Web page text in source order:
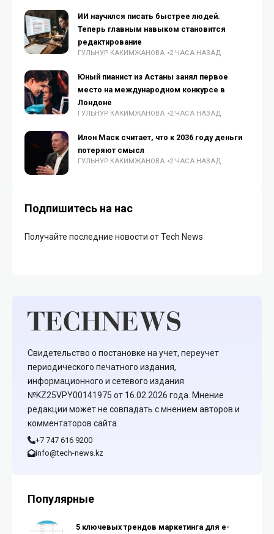
ИИ научился писать быстрее людей.
Теперь главным навыком становится
редактирование
ГУЛЬНУР КАКИМЖАНОВА 2 ЧАСА НАЗАД
Юный пианист из Астаны занял первое
место на международном конкурсе в
Лондоне
ГУЛЬНУР КАКИМЖАНОВА 2 ЧАСА НАЗАД
Илон Маск считает, что к 2036 году деньги
потеряют смысл
ГУЛЬНУР КАКИМЖАНОВА 2 ЧАСА НАЗАД
Подпишитесь на нас
Получайте последние новости от Tech News
Свидетельство о постановке на учет, переучет
периодического печатного издания,
информационного и сетевого издания
№KZ25VPY00141975 от 16.02.2026 года. Мнение
редакции может не совпадать с мнением авторов и
комментаторов сайта.
+7 747 616 9200
info@tech-news.kz
Популярные
5 ключевых трендов маркетинга для e-